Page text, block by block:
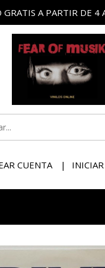
GRATIS A PARTIR DE 4
CUENTA